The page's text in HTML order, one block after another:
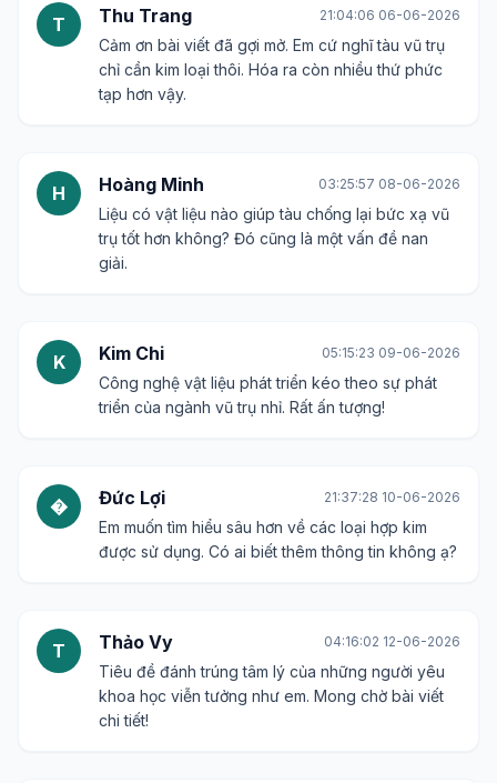
T Thu Trang 21:04:06 06-06-2026
Cảm ơn bài viết đã gợi mở. Em cứ nghĩ tàu vũ trụ
chỉ cần kim loại thôi. Hóa ra còn nhiều thứ phức
tạp hơn vậy.
H Hoàng Minh 03:25:57 08-06-2026
Liệu có vật liệu nào giúp tàu chống lại bức xạ vũ
trụ tốt hơn không? Đó cũng là một vấn đề nan
giải.
K Kim Chi 05:15:23 09-06-2026
Công nghệ vật liệu phát triển kéo theo sự phát
triển của ngành vũ trụ nhỉ. Rất ấn tượng!
� Đức Lợi 21:37:28 10-06-2026
Em muốn tìm hiểu sâu hơn về các loại hợp kim
được sử dụng. Có ai biết thêm thông tin không ạ?
T Thảo Vy 04:16:02 12-06-2026
Tiêu đề đánh trúng tâm lý của những người yêu
khoa học viễn tưởng như em. Mong chờ bài viết
chi tiết!